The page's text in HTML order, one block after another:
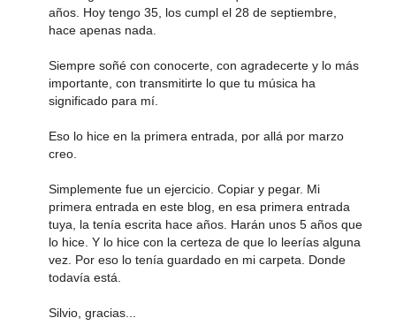
años. Hoy tengo 35, los cumpl el 28 de septiembre,
hace apenas nada.
Siempre soñé con conocerte, con agradecerte y lo más
importante, con transmitirte lo que tu música ha
significado para mí.
Eso lo hice en la primera entrada, por allá por marzo
creo.
Simplemente fue un ejercicio. Copiar y pegar. Mi
primera entrada en este blog, en esa primera entrada
tuya, la tenía escrita hace años. Harán unos 5 años que
lo hice. Y lo hice con la certeza de que lo leerías alguna
vez. Por eso lo tenía guardado en mi carpeta. Donde
todavía está.
Silvio, gracias...